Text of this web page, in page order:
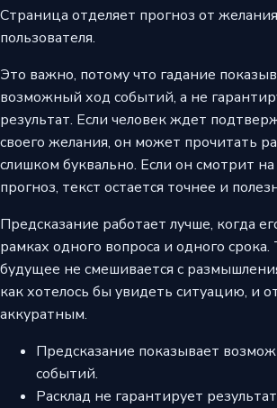
Страница отделяет прогноз от желания
пользователя.
Это важно, потому что гадание
возможный ход событий, а не
результат. Если человек ждет
своего желания, он может прочитать
слишком буквально. Если он смотрит
прогноз, текст остается точнее и
Предсказание работает лучше, когда
рамках одного вопроса и одного срока.
будущее не смешивается с
как хотелось бы увидеть ситуацию, и
аккуратным.
Предсказание показывает
событий.
Расклад не гарантирует